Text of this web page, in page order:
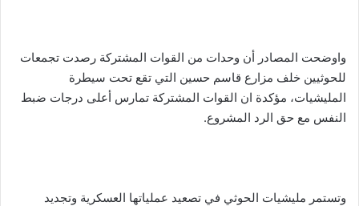
واوضحت المصادر أن وحدات من القوات المشتركة رصدت تجمعات
للحوثيين خلف مزارع قاسم حسين التي تقع تحت سيطرة
المليشيات، مؤكدة ان القوات المشتركة تمارس أعلى درجات ضبط
النفس مع حق الرد المشروع.
وتستمر مليشيات الحوثي في تصعيد عملياتها العسكرية وتجديد